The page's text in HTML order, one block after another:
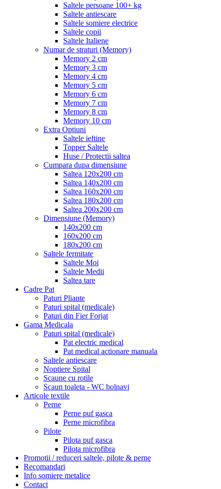
Saltele persoane 100+ kg
Saltele antiescare
Saltele somiere electrice
Saltele copii
Saltele Italiene
Numar de straturi (Memory)
Memory 2 cm
Memory 3 cm
Memory 4 cm
Memory 5 cm
Memory 6 cm
Memory 7 cm
Memory 8 cm
Memory 10 cm
Extra Optiuni
Saltele ieftine
Topper Saltele
Huse / Protectii saltea
Cumpara dupa dimensiune
Saltea 120x200 cm
Saltea 140x200 cm
Saltea 160x200 cm
Saltea 180x200 cm
Saltea 200x200 cm
Dimensiune (Memory)
140x200 cm
160x200 cm
180x200 cm
Saltele fermitate
Saltele Moi
Saltele Medii
Saltea tare
Cadre Pat
Paturi Pliante
Paturi spital (medicale)
Paturi din Fier Forjat
Gama Medicala
Paturi spital (medicale)
Pat electric medical
Pat medical actionare manuala
Saltele antiescare
Noptiere Spital
Scaune cu rotile
Scaun toaleta - WC bolnavi
Articole textile
Perne
Perne puf gasca
Perne microfibra
Pilote
Pilota puf gasca
Pilota microfibra
Promotii / reduceri saltele, pilote & perne
Recomandari
Info somiere metalice
Contact